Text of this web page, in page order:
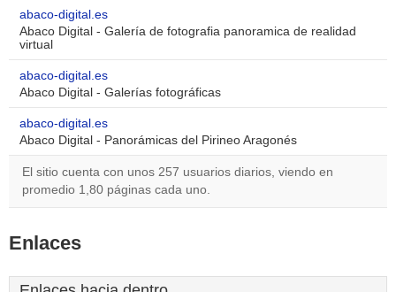
abaco-digital.es
Abaco Digital - Galería de fotografia panoramica de realidad
virtual
abaco-digital.es
Abaco Digital - Galerías fotográficas
abaco-digital.es
Abaco Digital - Panorámicas del Pirineo Aragonés
El sitio cuenta con unos 257 usuarios diarios, viendo en
promedio 1,80 páginas cada uno.
Enlaces